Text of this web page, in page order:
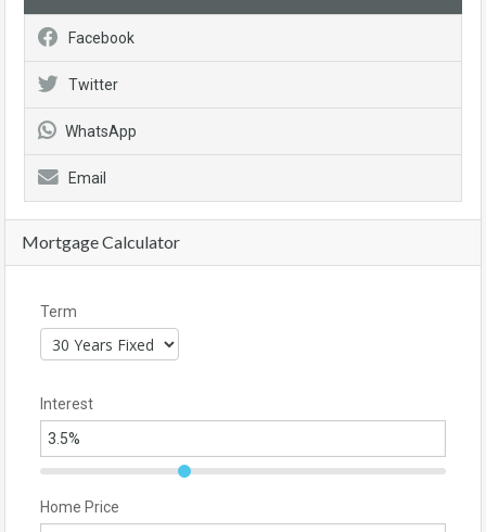
Facebook
Twitter
WhatsApp
Email
Mortgage Calculator
Term
Interest
Home Price